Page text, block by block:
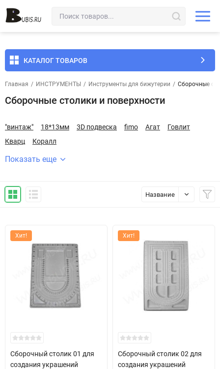
КАТАЛОГ ТОВАРОВ
Главная / ИНСТРУМЕНТЫ / Инструменты для бижутерии / Сборочные
Сборочные столики и поверхности
"винтаж" 18*13мм 3D подвеска fimo Агат
Говлит
Кварц
Коралл
Показать еще
Название
Хит!
Сборочный столик 01 для
создания украшений
Хит!
Сборочный столик 02 для
создания украшений